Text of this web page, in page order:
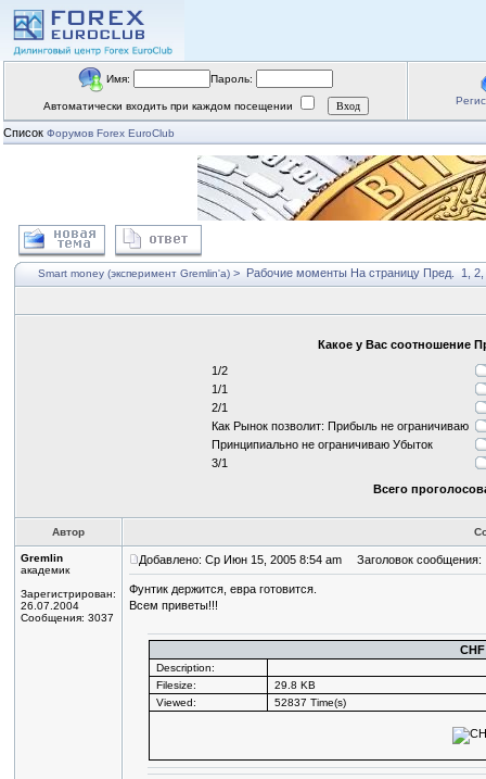
Имя: Пароль:
Автоматически входить при каждом посещении
Список Форумов Forex EuroClub
Smart money (эксперимент Gremlin'a) > Рабочие моменты На страницу Пред. 1 2
Какое у Вас соотношение
1/2
1/1
2/1
Как Рынок позволит: Прибыль не ограничиваю
Принципиально не ограничиваю Убыток
3/1
Всего
Автор
Gremlin
академик
Зарегистрирован:
26.07.2004
Сообщения: 3037
Добавлено: Ср Июн 15, 2005 8:54 am Заголовок сообщения:
Фунтик держится, евра готовится.
Всем приветы!!!
Description:
Filesize:
29.8 KB
Viewed:
52837 Time(s)